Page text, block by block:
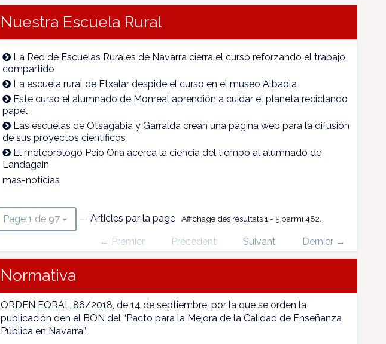
Nuestra Escuela Rural
La Red de Escuelas Rurales de Navarra cierra el curso reforzando el trabajo
compartido
La escuela rural de Etxalar despide el curso en el museo Albaola
Este curso el alumnado de Monreal aprendión a cuidar el planeta reciclando
papel
Las escuelas de Otsagabia y Garralda crean una página web para la difusión
de sus proyectos científicos
El meteorólogo Peio Oria acerca la ciencia del tiempo al alumnado de
Landagain
mas-noticias
Page 1 de 97 — Articles par la page Affichage des résultats 1 - 5 parmi 482.
← Premier Précédent Suivant Dernier →
Normativa
ORDEN FORAL 86/2018, de 14 de septiembre, por la que se orden la
publicación den el BON del “Pacto para la Mejora de la Calidad de Enseñanza
Pública en Navarra”.